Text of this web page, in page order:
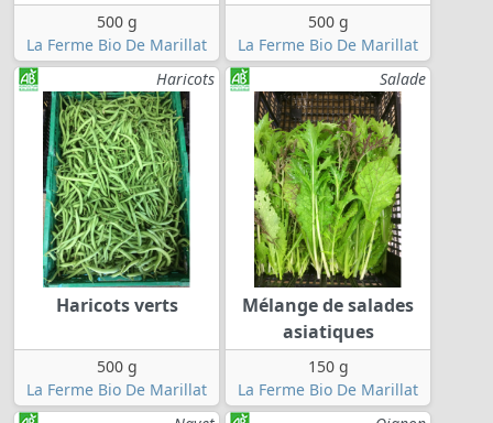
500 g
La Ferme Bio De Marillat
500 g
La Ferme Bio De Marillat
Haricots
Haricots verts
500 g
La Ferme Bio De Marillat
Salade
Mélange de salades
asiatiques
150 g
La Ferme Bio De Marillat